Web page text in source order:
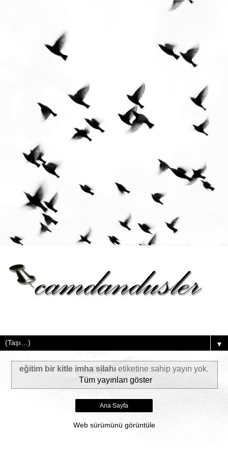
▼
eğitim bir kitle imha silahı etiketine sahip yayın yok.
Tüm yayınları göster
Ana Sayfa
Web sürümünü görüntüle